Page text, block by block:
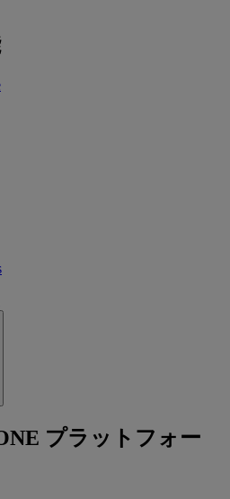
プラットフォー